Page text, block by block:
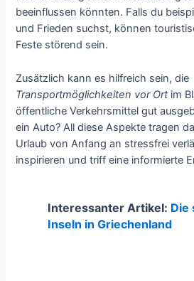
beeinflussen könnten. Falls du
und Frieden suchst, können
Feste störend sein.
Zusätzlich kann es hilfreich sein, die
Transportmöglichkeiten vor Ortim
öffentliche Verkehrsmittel gut
ein Auto? All diese Aspekte tragen
Urlaub von Anfang an stressfrei
inspirieren und triff eine informierte
Interessanter Artikel: Die
Inseln in Griechenland